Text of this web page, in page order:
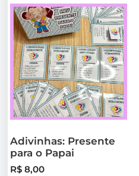
Adivinhas: Presente
para o Papai
R$ 8,00